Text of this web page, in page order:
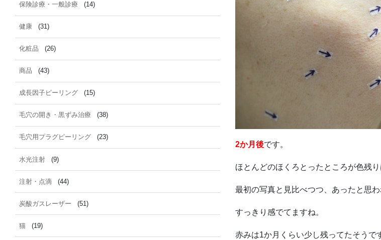
2か月後です。
ほとんどのほくろとったところが色残
最初の写真と見比べつつ、あったと思
すっきり感でてますね。
赤みは1か月くらい少し残ってたそうで
保険診療・一般診療 (14)
健康 (31)
化粧品 (26)
商品 (43)
成長因子ピーリング (15)
毛穴の開き・黒ずみ治療 (38)
毛穴用プラグピーリング (23)
水光注射 (9)
注射・点滴 (44)
炭酸ガスレーザー (51)
猫 (19)